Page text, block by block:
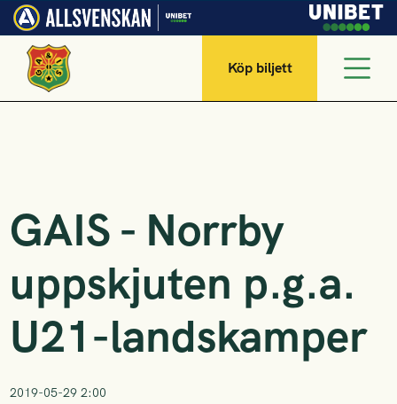
Köp biljett
GAIS - Norrby
uppskjuten p.g.a.
U21-landskamper
2019-05-29 2:00